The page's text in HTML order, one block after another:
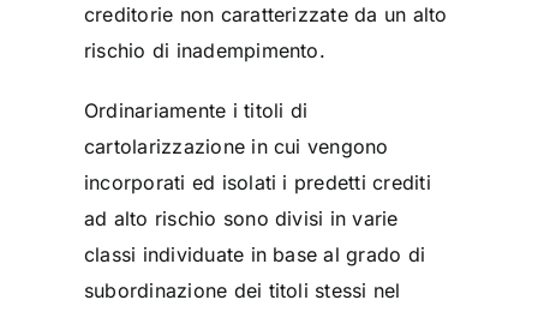
creditorie non caratterizzate da un alto
rischio di inadempimento.
Ordinariamente i titoli di
cartolarizzazione in cui vengono
incorporati ed isolati i predetti crediti
ad alto rischio sono divisi in varie
classi individuate in base al grado di
subordinazione dei titoli stessi nel